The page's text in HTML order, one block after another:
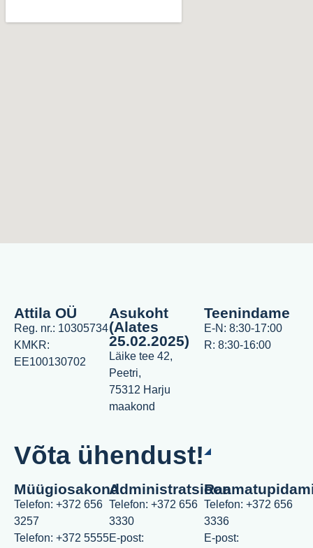
Attila OÜ
Reg. nr.: 10305734
KMKR:
EE100130702
Asukoht
(Alates
25.02.2025)
Läike tee 42,
Peetri,
75312 Harju
maakond
Teenindame
E-N: 8:30-17:00
R: 8:30-16:00
Võta ühendust!
Müügiosakond
Telefon: +372 656
3257
Telefon: +372 5555
Administratsioon
Telefon: +372 656
3330
E-post:
Telefon: +372 656
3336
E-post: